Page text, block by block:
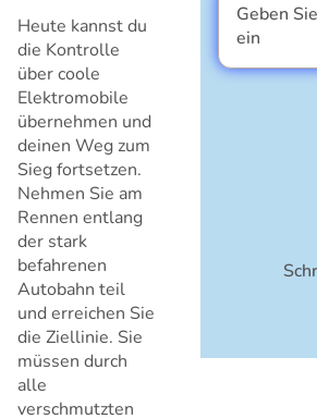
Heute kannst du
die Kontrolle
über coole
Elektromobile
übernehmen und
deinen Weg zum
Sieg fortsetzen.
Nehmen Sie am
Rennen entlang
der stark
befahrenen
Autobahn teil
und erreichen Sie
die Ziellinie. Sie
müssen durch
alle
verschmutzten
Geben
ein